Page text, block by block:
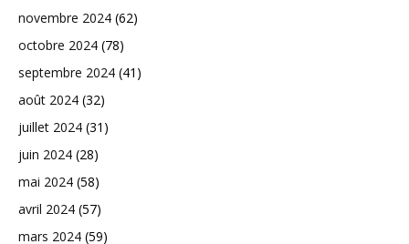
novembre 2024 (62)
octobre 2024 (78)
septembre 2024 (41)
août 2024 (32)
juillet 2024 (31)
juin 2024 (28)
mai 2024 (58)
avril 2024 (57)
mars 2024 (59)